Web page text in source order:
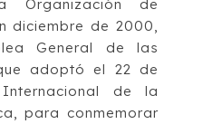
Organización de
diciembre de 2000,
General de las
adoptó el 22 de
de la
para conmemorar